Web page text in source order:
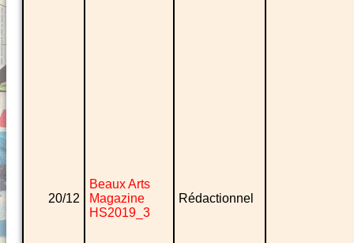
20/12
Beaux Arts
Magazine
HS2019_3
Rédactionnel